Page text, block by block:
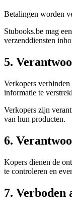
Betalingen worden
Stubooks.be mag
verzenddiensten
5.
Verkopers
informatie te
Verkopers zijn
van hun producten.
6.
Kopers dienen de
te controleren en
7. Verboden